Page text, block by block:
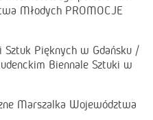
Młodych PROMOCJE
Pięknych w Gdańsku /
Biennale Sztuki w
Marszalka Województwa